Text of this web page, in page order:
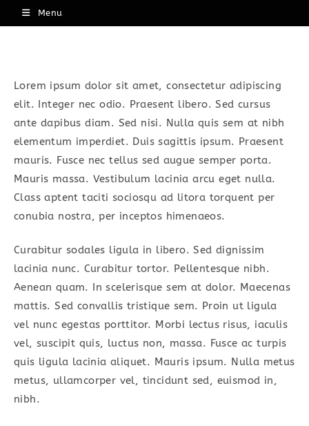
to
Menu
Lorem ipsum dolor sit amet, consectetur adipiscing
elit. Integer nec odio. Praesent libero. Sed cursus
ante dapibus diam. Sed nisi. Nulla quis sem at nibh
elementum imperdiet. Duis sagittis ipsum. Praesent
mauris. Fusce nec tellus sed augue semper porta.
Mauris massa. Vestibulum lacinia arcu eget nulla.
Class aptent taciti sociosqu ad litora torquent per
conubia nostra, per inceptos himenaeos.
Curabitur sodales ligula in libero. Sed dignissim
lacinia nunc. Curabitur tortor. Pellentesque nibh.
Aenean quam. In scelerisque sem at dolor. Maecenas
mattis. Sed convallis tristique sem. Proin ut ligula
vel nunc egestas porttitor. Morbi lectus risus, iaculis
vel, suscipit quis, luctus non, massa. Fusce ac turpis
quis ligula lacinia aliquet. Mauris ipsum. Nulla metus
metus, ullamcorper vel, tincidunt sed, euismod in,
nibh.